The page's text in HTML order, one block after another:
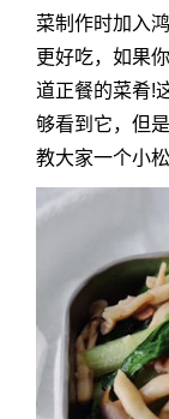
菜制作时加入
更好吃，如果
道正餐的菜肴!
够看到它，但
教大家一个小